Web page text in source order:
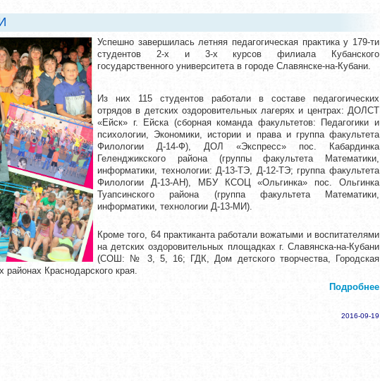
Успешно завершилась летняя педагогическая практика у 179-ти
студентов 2-х и 3-х курсов филиала Кубанского
государственного университета в городе Славянске-на-Кубани.
Из них 115 студентов работали в составе педагогических
отрядов в детских оздоровительных лагерях и центрах: ДОЛСТ
«Ейск» г. Ейска (сборная команда факультетов: Педагогики и
психологии, Экономики, истории и права и группа факультета
Филологии Д-14-Ф), ДОЛ «Экспресс» пос. Кабардинка
Геленджикского района (группы факультета Математики,
информатики, технологии: Д-13-ТЭ, Д-12-ТЭ; группа факультета
Филологии Д-13-АН), МБУ КСОЦ «Ольгинка» пос. Ольгинка
Туапсинского района (группа факультета Математики,
информатики, технологии Д-13-МИ).
Кроме того, 64 практиканта работали вожатыми и воспитателями
на детских оздоровительных площадках г. Славянска-на-Кубани
(СОШ: № 3, 5, 16; ГДК, Дом детского творчества, Городская
районах Краснодарского края.
Подробнее
2016-09-19